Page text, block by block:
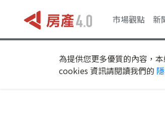
市場觀點 新
為提供您更多優質的內容，
cookies 資訊請閱讀我們的